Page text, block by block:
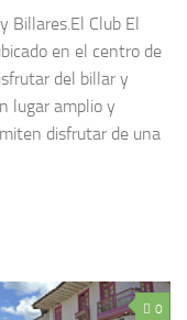
Billares.El Club El
en el centro de
del billar y
lugar amplio y
disfrutar de una
0